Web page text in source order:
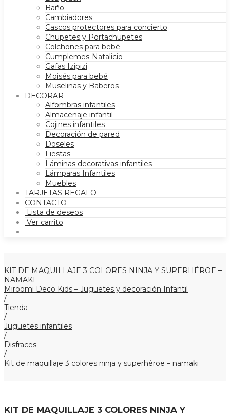
Baño
Cambiadores
Cascos protectores para concierto
Chupetes y Portachupetes
Colchones para bebé
Cumplemes-Natalicio
Gafas Izipizi
Moisés para bebé
Muselinas y Baberos
DECORAR
Alfombras infantiles
Almacenaje infantil
Cojines infantiles
Decoración de pared
Doseles
Fiestas
Láminas decorativas infantiles
Lámparas Infantiles
Muebles
TARJETAS REGALO
CONTACTO
Lista de deseos
Ver carrito
KIT DE MAQUILLAJE 3 COLORES NINJA Y SUPERHÉROE –
NAMAKI
Miroomi Deco Kids – Juguetes y decoración Infantil
/
Tienda
/
Juguetes infantiles
/
Disfraces
/
Kit de maquillaje 3 colores ninja y superhéroe – namaki
KIT DE MAQUILLAJE 3 COLORES NINJA Y